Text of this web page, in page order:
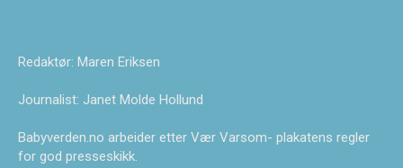
Redaktør: Maren Eriksen
Journalist: Janet Molde Hollund
Babyverden.no arbeider etter Vær Varsom- plakatens regler
for god presseskikk.